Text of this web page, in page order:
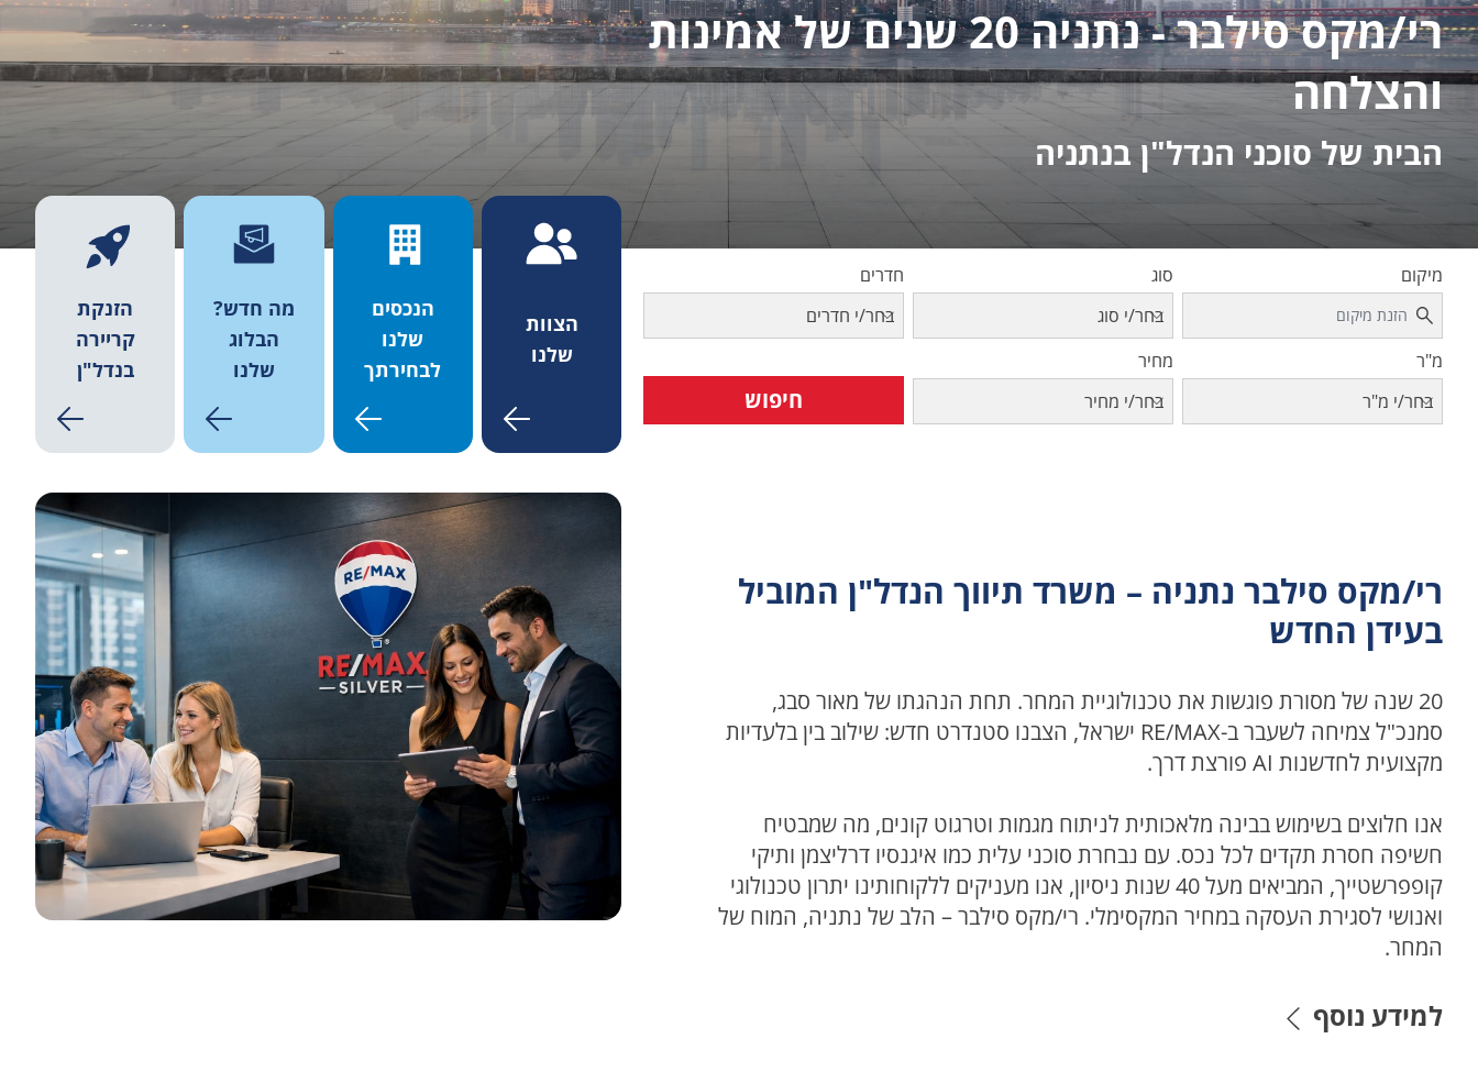
רי/מקס סילבר - נתניה 20 שנים של אמינות
והצלחה
הבית של סוכני הנדל"ן בנתניה
מיקום
סוג
בחר/י סוג
חדרים
בחר/י חדרים
מ"ר
בחר/י מ"ר
מחיר
בחר/י מחיר
חיפוש
הצוות
שלנו
הנכסים
שלנו
לבחירתך
מה חדש?
הבלוג
שלנו
הזנקת
קריירה
בנדל"ן
רי/מקס סילבר נתניה – משרד תיווך הנדל"ן המוביל
בעידן החדש
20 שנה של מסורת פוגשות את טכנולוגיית המחר. תחת הנהגתו של מאור סבג,
סמנכ"ל צמיחה לשעבר ב-RE/MAX ישראל, הצבנו סטנדרט חדש: שילוב בין בלעדיות
אנו חלוצים בשימוש בבינה מלאכותית לניתוח מגמות וטרגוט קונים, מה שמבטיח
חשיפה חסרת תקדים לכל נכס. עם נבחרת סוכני עלית כמו איגנסיו דרליצמן ותיקי
קופפרשטייך, המביאים מעל 40 שנות ניסיון, אנו מעניקים ללקוחותינו יתרון טכנולוגי
ואנושי לסגירת העסקה במחיר המקסימלי. רי/מקס סילבר – הלב של נתניה, המוח של
המחר.
למידע נוסף